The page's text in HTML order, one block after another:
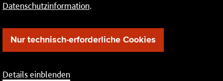
Datenschutzinformation.
Nur technisch-erforderliche Cookies
Details einblenden